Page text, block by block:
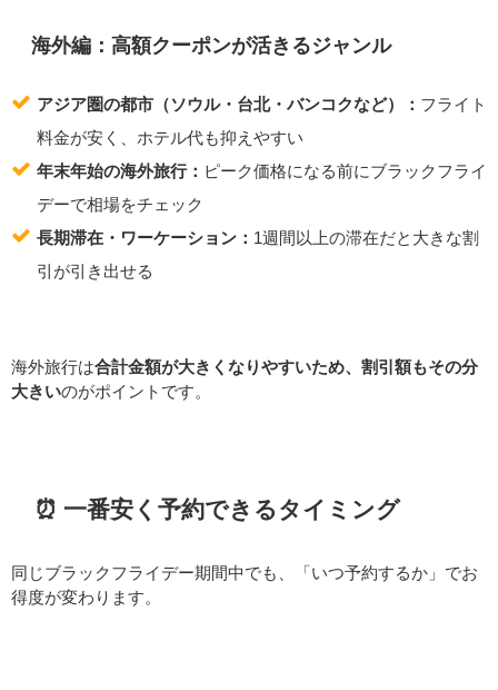
海外編：高額クーポンが活きるジャンル
アジア圏の都市（ソウル・台北・バンコクなど）： フライト
料金が安く、ホテル代も抑えやすい
年末年始の海外旅行： ピーク価格になる前にブラックフライ
デーで相場をチェック
長期滞在・ワーケーション： 1週間以上の滞在だと大きな割
引が引き出せる
海外旅行は合計金額が大きくなりやすいため、割引額もその分
大きいのがポイントです。
⏰ 一番安く予約できるタイミング
同じブラックフライデー期間中でも、「いつ予約するか」でお
得度が変わります。